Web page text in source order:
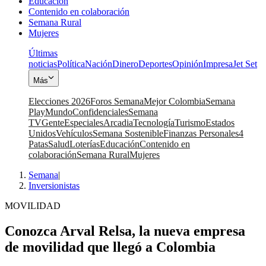
Contenido en colaboración
Semana Rural
Mujeres
Últimas
noticiasPolíticaNaciónDineroDeportesOpiniónImpresaJet Set
Más
Elecciones 2026Foros SemanaMejor ColombiaSemana
PlayMundoConfidencialesSemana
TVGenteEspecialesArcadiaTecnologíaTurismoEstados
UnidosVehículosSemana SostenibleFinanzas Personales4
PatasSaludLoteríasEducaciónContenido en
colaboraciónSemana RuralMujeres
Semana|
Inversionistas
MOVILIDAD
Conozca Arval Relsa, la nueva empresa
de movilidad que llegó a Colombia